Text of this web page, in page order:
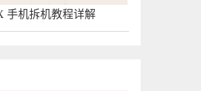
手机拆机教程详解